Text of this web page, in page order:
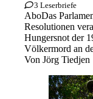
3 Leserbriefe
AboDas
Resolutionen
Hungersnot der
Völkermord an
Von Jörg Tiedjen